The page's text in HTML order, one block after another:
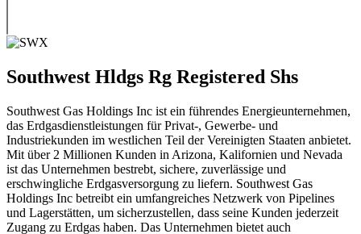
Southwest Hldgs Rg Registered Shs
Southwest Gas Holdings Inc ist ein führendes Energieunternehmen,
das Erdgasdienstleistungen für Privat-, Gewerbe- und
Industriekunden im westlichen Teil der Vereinigten Staaten anbietet.
Mit über 2 Millionen Kunden in Arizona, Kalifornien und Nevada
ist das Unternehmen bestrebt, sichere, zuverlässige und
erschwingliche Erdgasversorgung zu liefern. Southwest Gas
Holdings Inc betreibt ein umfangreiches Netzwerk von Pipelines
und Lagerstätten, um sicherzustellen, dass seine Kunden jederzeit
Zugang zu Erdgas haben. Das Unternehmen bietet auch